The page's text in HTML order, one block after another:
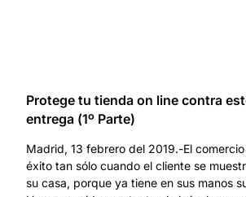
Protege tu tienda on line contra
entrega (1º Parte)
Madrid, 13 febrero del 2019.-El
éxito tan sólo cuando el cliente se
su casa, porque ya tiene en sus manos